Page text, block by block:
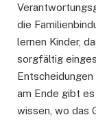
die
lernen Kinder,
sorgfältig
am Ende gibt
wissen, wo das